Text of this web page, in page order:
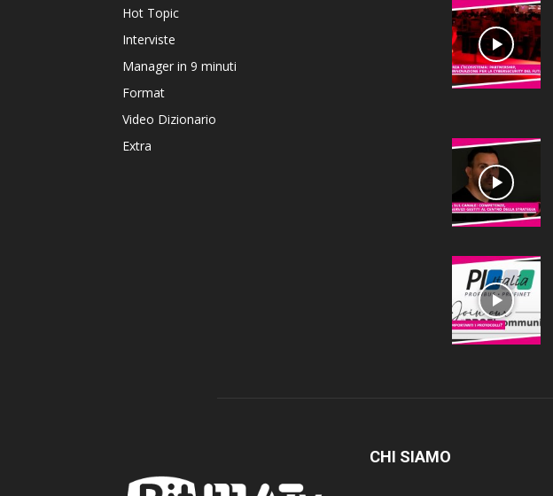
Hot Topic
Interviste
Manager in 9 minuti
Format
Video Dizionario
Extra
CHI SIAMO